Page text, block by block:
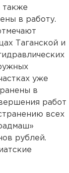
также
в работу.
Таганской и
уже
в
работ
всех
рублей.